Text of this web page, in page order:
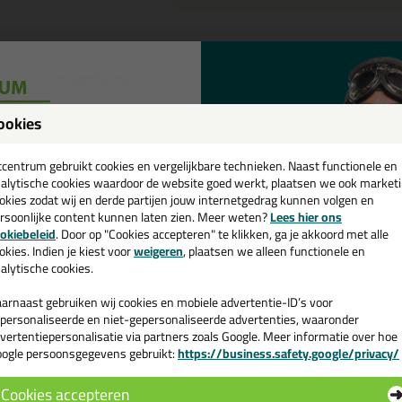
Specificaties
It Silicon 218 in NCS kleur in
de Seal-It Silicon 218 in NCS kleur in NCS S 3005 Y20R vandaag
je meer weten over de toepassing en kenmerken van dit product?Lees
gebruikt cookies en vergelijkbare technieken. Naast functionele en
cookies waardoor de website goed werkt, plaatsen we ook
zodat wij en derde partijen jouw internetgedrag kunnen volgen en
content kunnen laten zien. Meer weten?Lees hier ons
. Door op "Cookies accepteren" te klikken, ga je akkoord met alle
Indien je kiest voorweigeren, plaatsen we alleen functionele en
cookies.
gebruiken wij cookies en mobiele advertentie-ID’s voor
en niet-gepersonaliseerde advertenties, waaronder
via partners zoals Google. Meer informatie over hoe
persoonsgegevens gebruikt:https://business.safety.google/privacy/
Cookies accepteren
💚
en ontvang een
€35,-bij je eerste bestelling!
de actiecode ›